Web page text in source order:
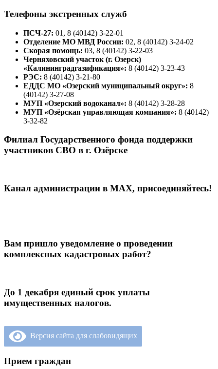
Телефоны экстренных служб
ПСЧ-27: 01, 8 (40142) 3-22-01
Отделение МО МВД России: 02, 8 (40142) 3-24-02
Скорая помощь: 03, 8 (40142) 3-22-03
Черняховский участок (г. Озерск)
«Калининградгазификация»: 8 (40142) 3-23-43
РЭС: 8 (40142) 3-21-80
ЕДДС МО «Озерский муниципальный округ»: 8
(40142) 3-27-08
МУП «Озерский водоканал»: 8 (40142) 3-28-28
МУП «Озёрская управляющая компания»: 8 (40142)
3-32-82
Филиал Государственного фонда поддержки
участников СВО в г. Озёрске
Канал администрации в МАХ, присоединяйтесь!
Вам пришло уведомление о проведении
комплексных кадастровых работ?
До 1 декабря единый срок уплаты
имущественных налогов.
Версия сайта для слабовидящих
Прием граждан